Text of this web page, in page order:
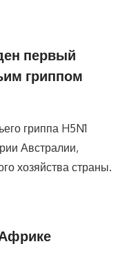
первый
гриппом
гриппа H5N1
Австралии,
хозяйства страны.